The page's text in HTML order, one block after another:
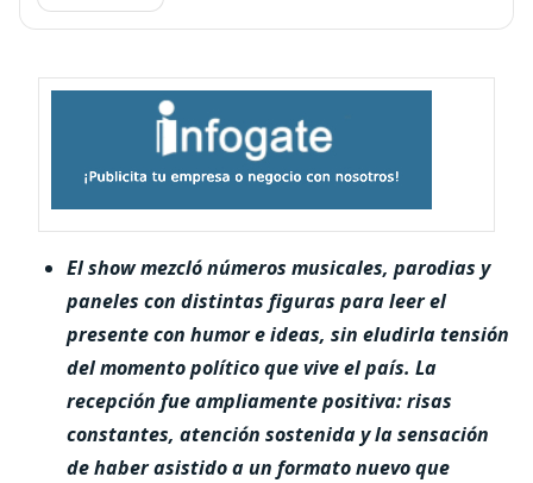
El show mezcló números musicales, parodias y
paneles con distintas figuras para leer el
presente con humor e ideas, sin eludirla tensión
del momento político que vive el país. La
recepción fue ampliamente positiva: risas
constantes, atención sostenida y la sensación
de haber asistido a un formato nuevo que